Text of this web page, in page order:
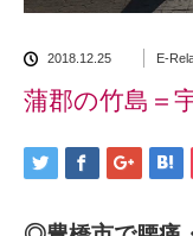
2018.12.25 E-
蒲郡の竹島＝